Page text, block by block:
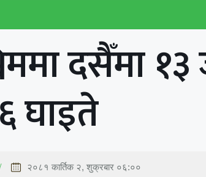
दसैँमा
घाइते
२०८१ कार्तिक २, शुक्रबार ०६:००